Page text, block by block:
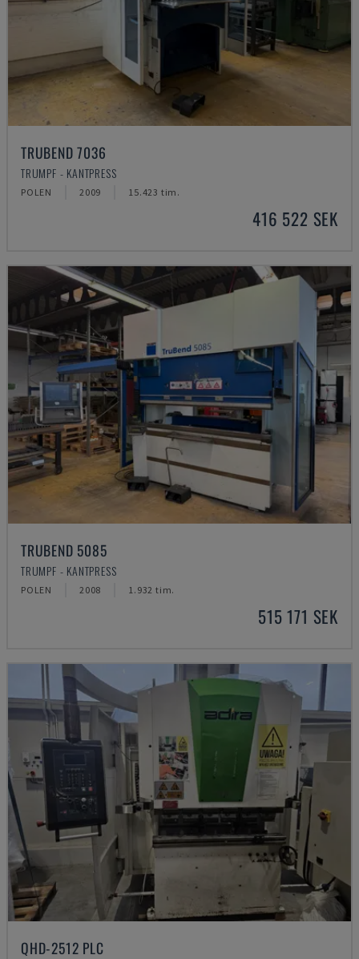
TRUBEND 7036
TRUMPF - KANTPRESS
POLEN 2009 15.423 tim.
416 522 SEK
TRUBEND 5085
TRUMPF - KANTPRESS
POLEN 2008 1.932 tim.
515 171 SEK
QHD-2512 PLC